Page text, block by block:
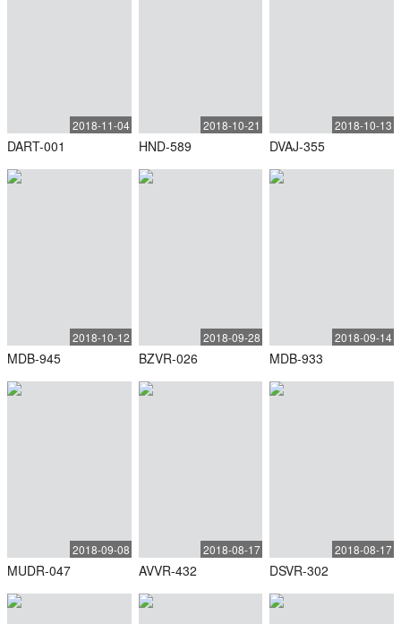
2018-11-04
DART-001
2018-10-21
HND-589
2018-10-13
DVAJ-355
2018-10-12
MDB-945
2018-09-28
BZVR-026
2018-09-14
MDB-933
2018-09-08
MUDR-047
2018-08-17
AVVR-432
2018-08-17
DSVR-302